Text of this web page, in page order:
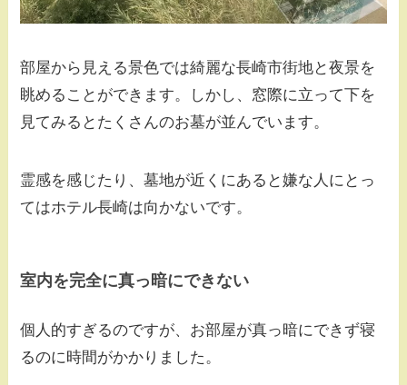
部屋から見える景色では綺麗な長崎市街地と夜景を
眺めることができます。しかし、窓際に立って下を
見てみるとたくさんのお墓が並んでいます。
霊感を感じたり、墓地が近くにあると嫌な人にとっ
てはホテル長崎は向かないです。
室内を完全に真っ暗にできない
個人的すぎるのですが、お部屋が真っ暗にできず寝
るのに時間がかかりました。